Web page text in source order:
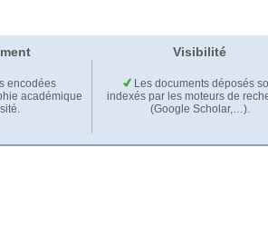
Visibilité
encodées
académique
Les documents déposés
indexés par les moteurs de
(Google Scholar,…).